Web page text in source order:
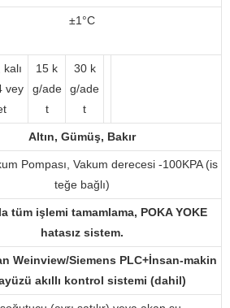
±1°C
vey
15 k
g/ade
t
30 k
g/ade
t
Altın, Gümüş, Bakır
Pompası, Vakum derecesi -100KPA (is
teğe bağlı)
tüm işlemi tamamlama, POKA YOKE
hatasız sistem.
Weinview/Siemens PLC+İnsan-makin
akıllı kontrol sistemi (dahil)